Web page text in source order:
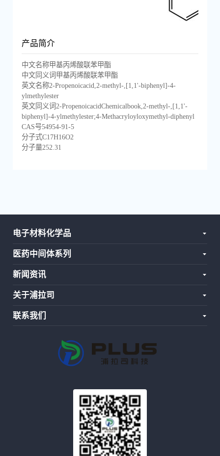
产品简介
中文名称甲基丙烯酸联苯甲酯
中文同义词甲基丙烯酸联苯甲酯
英文名称2-Propenoicacid,2-methyl-,[1,1'-biphenyl]-4-
ylmethylester
英文同义词2-PropenoicacidChemicalbook,2-methyl-,[1,1'-
biphenyl]-4-ylmethylester;4-Methacryloyloxymethyl-diphenyl
CAS号54954-91-5
分子式C17H16O2
分子量252.31
电子材料化学品
医药中间体系列
新闻资讯
关于浦拉司
联系我们